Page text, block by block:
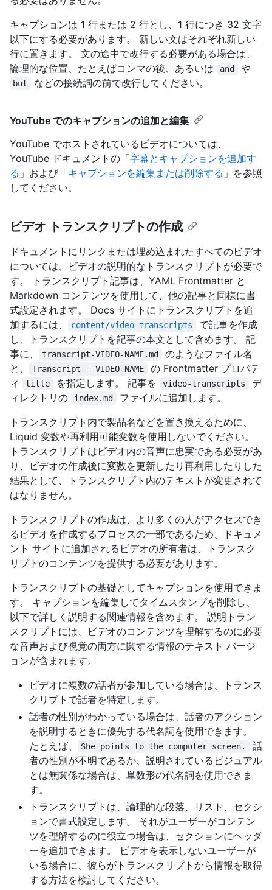
キャプションは 1 行または 2 行とし、1 行につき 32 文字
以下にする必要があります。 新しい文はそれぞれ新しい
行に置きます。 文の途中で改行する必要がある場合は、
論理的な位置、たとえばコンマの後、あるいは
and や
but などの接続詞の前で改行してください。
YouTube でのキャプションの追加と編集
YouTube でホストされているビデオについては、
YouTube ドキュメントの「字幕とキャプションを追加す
る 」および「キャプションを編集または削除する 」を参照
してください。
ビデオ トランスクリプトの作成
ドキュメントにリンクまたは埋め込まれたすべてのビデオ
については、ビデオの説明的なトランスクリプトが必要で
す。 トランスクリプト記事は、YAML Frontmatter と
Markdown コンテンツを使用して、他の記事と同様に書
式設定されます。 Docs サイトにトランスクリプトを追
加するには、
content/video-transcripts
で記事を作成
し、トランスクリプトを記事の本文として含めます。 記
事に、
transcript-VIDEO-NAME.md
のようなファイル名
と、
Transcript - VIDEO NAME
の Frontmatter プロパテ
ィ
title を指定します。 記事を video-transcripts
デ
ィレクトリの
index.md
ファイルに追加します。
トランスクリプト内で製品名などを置き換えるために、
Liquid 変数や再利用可能変数を使用しないでください。
トランスクリプトはビデオ内の音声に忠実である必要があ
り、ビデオの作成後に変数を更新したり再利用したりした
結果として、トランスクリプト内のテキストが変更されて
はなりません。
トランスクリプトの作成は、より多くの人がアクセスでき
るビデオを作成するプロセスの一部であるため、ドキュメ
ント サイトに追加されるビデオの所有者は、トランスク
リプトのコンテンツを提供する必要があります。
トランスクリプトの基礎としてキャプションを使用できま
す。 キャプションを編集してタイムスタンプを削除し、
以下で詳しく説明する関連情報を含めます。 説明トラン
スクリプトには、ビデオのコンテンツを理解するのに必要
な音声および視覚の両方に関する情報のテキスト バージ
ョンが含まれます。
ビデオに複数の話者が参加している場合は、トランス
クリプトで話者を特定します。
話者の性別がわかっている場合は、話者のアクション
を説明するときに優先する代名詞を使用できます。
たとえば、
She points to the computer screen.
話
者の性別が不明であるか、説明されているビジュアル
とは無関係な場合は、単数形の代名詞を使用できま
す。
トランスクリプトは、論理的な段落、リスト、セクシ
ョンで書式設定します。 それがユーザーがコンテン
ツを理解するのに役立つ場合は、セクションにヘッダ
ーを追加できます。 ビデオを表示しないユーザーが
いる場合に、彼らがトランスクリプトから情報を取得
する方法を検討してください。